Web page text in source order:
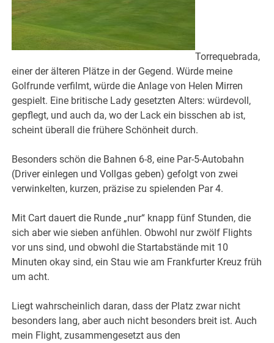
Torrequebrada,
einer der älteren Plätze in der Gegend. Würde meine
Golfrunde verfilmt, würde die Anlage von Helen Mirren
gespielt. Eine britische Lady gesetzten Alters: würdevoll,
gepflegt, und auch da, wo der Lack ein bisschen ab ist,
scheint überall die frühere Schönheit durch.
Besonders schön die Bahnen 6-8, eine Par-5-Autobahn
(Driver einlegen und Vollgas geben) gefolgt von zwei
verwinkelten, kurzen, präzise zu spielenden Par 4.
Mit Cart dauert die Runde „nur“ knapp fünf Stunden, die
sich aber wie sieben anfühlen. Obwohl nur zwölf Flights
vor uns sind, und obwohl die Startabstände mit 10
Minuten okay sind, ein Stau wie am Frankfurter Kreuz früh
um acht.
Liegt wahrscheinlich daran, dass der Platz zwar nicht
besonders lang, aber auch nicht besonders breit ist. Auch
mein Flight, zusammengesetzt aus den